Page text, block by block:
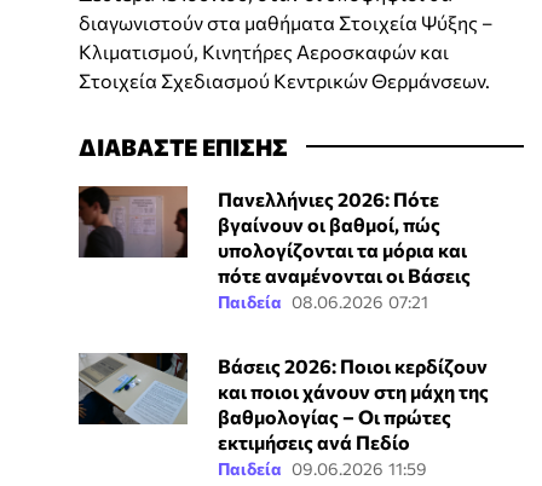
διαγωνιστούν στα μαθήματα Στοιχεία Ψύξης –
Κλιματισμού, Κινητήρες Αεροσκαφών και
Στοιχεία Σχεδιασμού Κεντρικών Θερμάνσεων.
ΔΙΑΒΑΣΤΕ ΕΠΙΣΗΣ
Πανελλήνιες 2026: Πότε
βγαίνουν οι βαθμοί, πώς
υπολογίζονται τα μόρια και
πότε αναμένονται οι Βάσεις
Παιδεία 08.06.2026 07:21
Βάσεις 2026: Ποιοι κερδίζουν
και ποιοι χάνουν στη μάχη της
βαθμολογίας – Οι πρώτες
εκτιμήσεις ανά Πεδίο
Παιδεία 09.06.2026 11:59